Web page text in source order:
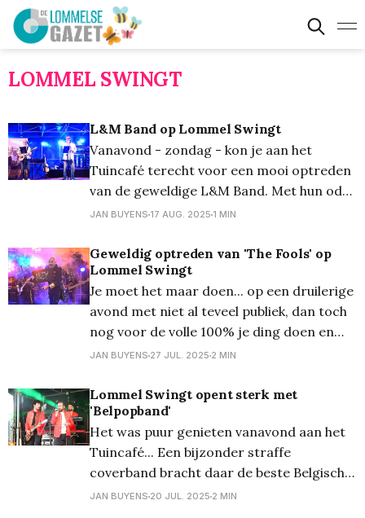
LOMMEL SWINGT
L&M Band op Lommel Swingt
Vanavond - zondag - kon je aan het
Tuincafé terecht voor een mooi optreden
van de geweldige L&M Band. Met hun ode
aan Clouseau konden ze de aanwezigen
dit niet erg veel, het was dan ook redelijk
fris, en ook het aanvangsuur, 21.40
JAN BUYENS 17 AUG. 2025 1 MIN
Geweldig optreden van 'The Fools' op
Lommel Swingt
Je moet het maar doen... op een druilerige
avond met niet al teveel publiek, dan toch
nog voor de volle 100% je ding doen en
een concert geven alsof het voor een vol
vanavond aan het Tuincafé! Jammer van
het beperkte publiek, maar
JAN BUYENS 27 JUL. 2025 2 MIN
Lommel Swingt opent sterk met
'Belpopband'
Het was puur genieten vanavond aan het
Tuincafé... Een bijzonder straffe
coverband bracht daar de beste Belgische
klassiekers op het podium... Van Gorki tot
JAN BUYENS 20 JUL. 2025 2 MIN